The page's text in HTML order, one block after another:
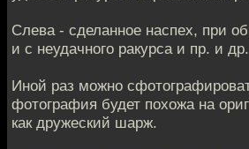
Слева - сделанное наспех, при
и с неудачного ракурса и пр. и др.
Иной раз можно
фотография будет похожа на
как дружеский шарж.